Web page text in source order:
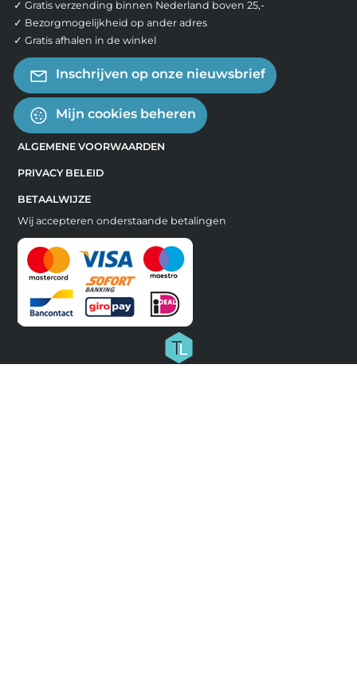
✓ Gratis verzending binnen Nederland boven 25,-
✓ Bezorgmogelijkheid op ander adres
✓ Gratis afhalen in de winkel
Inschrijven op onze nieuwsbrief
Mijn cookies beheren
ALGEMENE VOORWAARDEN
PRIVACY BELEID
BETAALWIJZE
Wij accepteren onderstaande betalingen